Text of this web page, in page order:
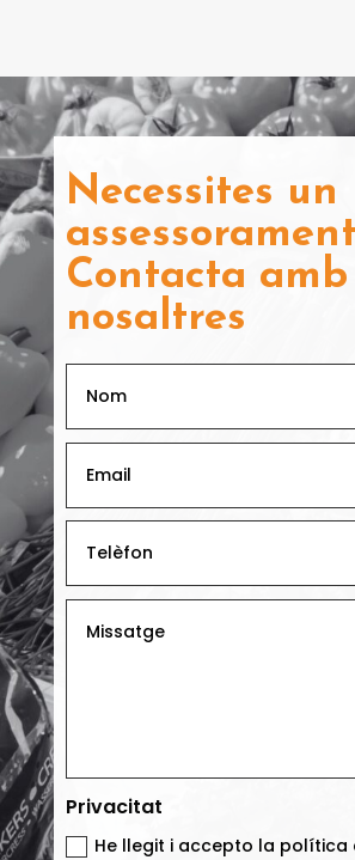
Necessites un
Contacta amb
nosaltres
Privacitat
He llegit i accepto la política